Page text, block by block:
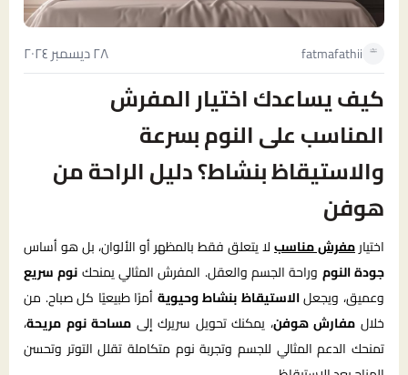
fatmafathii ٢٨ ديسمبر ٢٠٢٤
كيف يساعدك اختيار المفرش
المناسب على النوم بسرعة
والاستيقاظ بنشاط؟ دليل الراحة من
هوفن
اختيارمفرش مناسبلا يتعلق فقط بالمظهر أو الألوان، بل هو أساس
جودة النوم وراحة الجسم والعقل. المفرش المثالي يمنحكنوم سريع
وعميق، ويجعلالاستيقاظ بنشاط وحيويةأمرًا طبيعيًا كل صباح. من
خلال مفارش هوفن، يمكنك تحويل سريرك إلى مساحة نوم مريحة،
تمنحك الدعم المثالي للجسم وتجربة نوم متكاملة تقلل التوتر وتحسن